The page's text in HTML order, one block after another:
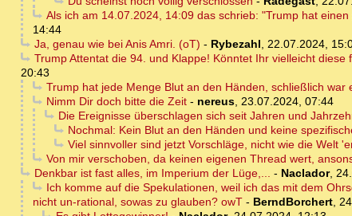
Als ich am 14.07.2024, 14:09 das schrieb: "Trump hat
14:44
Ja, genau wie bei Anis Amri. (oT) - Rybezahl, 22.07.2024,
Trump Attentat die 94. und Klappe! Könntet Ihr vielleicht
20:43
Trump hat jede Menge Blut an den Händen, schließlich
Nimm Dir doch bitte die Zeit- nereus, 23.07.2024, 07:44
Die Ereignisse überschlagen sich seit Jahren und
Nochmal: Kein Blut an den Händen und keine
Viel sinnvoller sind jetzt Vorschläge, nicht wie die Welt
Von mir verschoben, da keinen eigenen Thread wert,
Denkbar ist fast alles, im Imperium der Lüge,... - Naclador,
Ich komme auf die Spekulationen, weil ich das mit dem
nicht un-rational, sowas zu glauben? owT - BerndBorchert,